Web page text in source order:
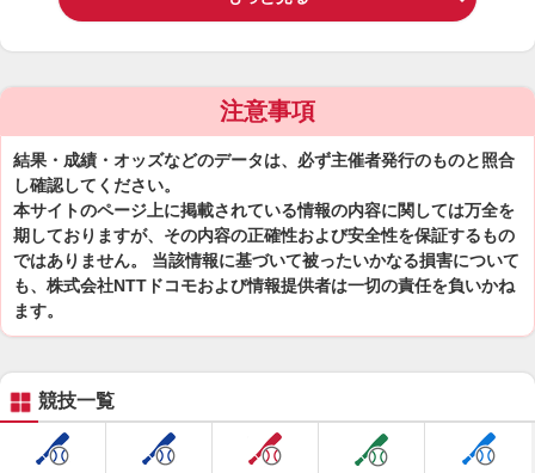
注意事項
結果・成績・オッズなどのデータは、必ず主催者発行のものと照合
し確認してください。
本サイトのページ上に掲載されている情報の内容に関しては万全を
期しておりますが、その内容の正確性および安全性を保証するもの
ではありません。 当該情報に基づいて被ったいかなる損害について
も、株式会社NTTドコモおよび情報提供者は一切の責任を負いかね
ます。
競技一覧